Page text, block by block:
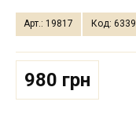
Арт.: 19817 Код: 6339
980 грн